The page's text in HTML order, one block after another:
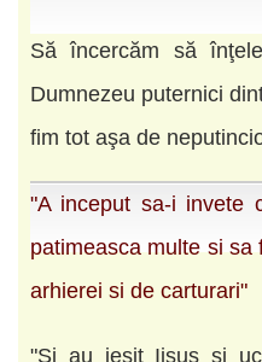
Să încercăm să
Dumnezeu puternici
fim tot aşa de
"A inceput sa-i invete
patimeasca multe si sa
arhierei si de carturari"
"Şi au ieşit Iisus şi